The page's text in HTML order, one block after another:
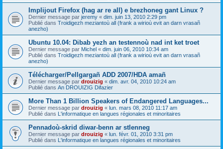
Implijout Firefox (hag ar re all) e brezhoneg gant Linux ?
Dernier message par jeremy « dim. juin 13, 2010 2:29 pm
Publié dans Troidigezh meziantoù all (frank a wirioù evit an darn vrasañ
anezho)
Ubuntu 10.04: Dibab yezh an testennoù nad int ket troet
Dernier message par Michel « dim. juin 06, 2010 10:34 am
Publié dans Troidigezh meziantoù all (frank a wirioù evit an darn vrasañ
anezho)
Télécharger/Pellgargañ ADD 2007/HDA amañ
Dernier message par drouizig « dim. avr. 04, 2010 10:24 am
Publié dans An DROUIZIG Difazier
More Than 1 Billion Speakers of Endangered Languages...
Dernier message par drouizig « lun. mars 08, 2010 11:17 am
Publié dans L'informatique en langues régionales et minoritaires
Pennadoù-skrid diwar-benn ar stlenneg
Dernier message par drouizig « lun. févr. 01, 2010 3:31 pm
Publié dans L'informatique en langues régionales et minoritaires